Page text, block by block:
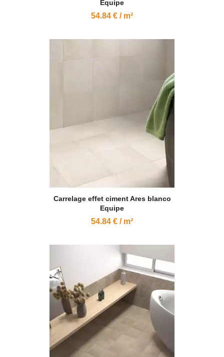
Equipe
54.84 € / m²
Carrelage effet ciment Ares blanco
Equipe
54.84 € / m²